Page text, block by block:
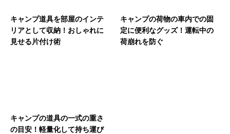
キャンプ道具を部屋のインテ
リアとして収納！おしゃれに
見せる片付け術
キャンプの荷物の車内での固
定に便利なグッズ！運転中の
荷崩れを防ぐ
キャンプの道具の一式の重さ
の目安！軽量化して持ち運び